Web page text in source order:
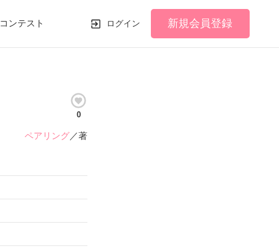
コンテスト ログイン 新規会員登録
0
ペアリング／著